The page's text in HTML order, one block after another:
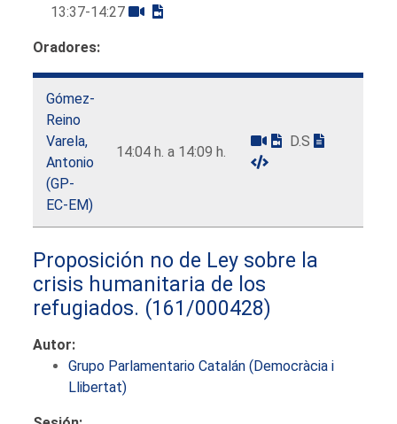
13:37-14:27
Oradores:
Gómez-
Reino
Varela,
Antonio
(GP-
EC-EM)
14:04 h. a 14:09 h.
D.S
Proposición no de Ley sobre la
crisis humanitaria de los
refugiados. (161/000428)
Autor:
Grupo Parlamentario Catalán (Democràcia i
Llibertat)